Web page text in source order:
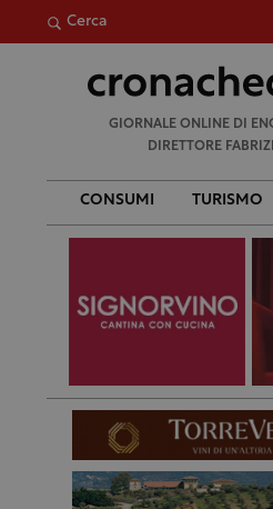
Cerca
GIORNALE ONLINE DI
DIRETTORE
CONSUMI TURISMO